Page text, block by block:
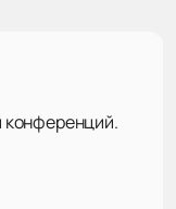
конференций.